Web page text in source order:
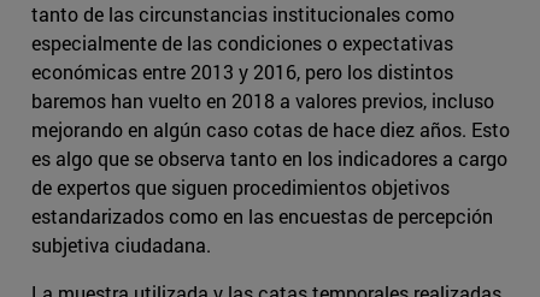
tanto de las circunstancias institucionales como
especialmente de las condiciones o expectativas
económicas entre 2013 y 2016, pero los distintos
baremos han vuelto en 2018 a valores previos, incluso
mejorando en algún caso cotas de hace diez años. Esto
es algo que se observa tanto en los indicadores a cargo
de expertos que siguen procedimientos objetivos
estandarizados como en las encuestas de percepción
subjetiva ciudadana.